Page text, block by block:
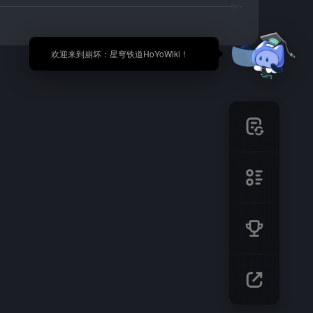
🎉 欢迎来到崩坏：星穹铁道HoYoWiki！